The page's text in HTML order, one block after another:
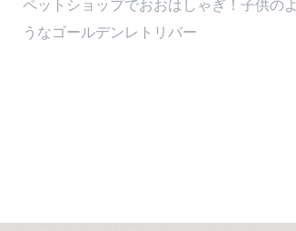
ペットショップでおおはしゃぎ！子供のよ
うなゴールデンレトリバー